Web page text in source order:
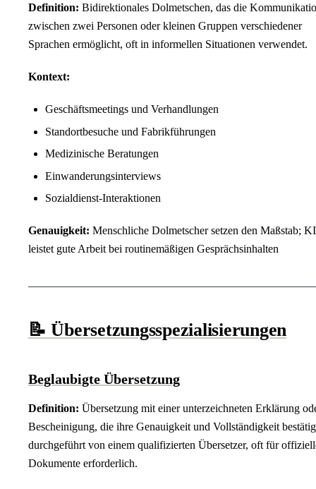
Definition: Bidirektionales Dolmetschen, das die
zwischen zwei Personen oder kleinen Gruppen verschiedener
Sprachen ermöglicht, oft in informellen Situationen verwendet.
Kontext:
Geschäftsmeetings und Verhandlungen
Standortbesuche und Fabrikführungen
Medizinische Beratungen
Einwanderungsinterviews
Sozialdienst-Interaktionen
Genauigkeit: Menschliche Dolmetscher setzen den Maßstab; KI
leistet gute Arbeit bei routinemäßigen Gesprächsinhalten
📝 Übersetzungsspezialisierungen
Beglaubigte Übersetzung
Definition: Übersetzung mit einer unterzeichneten Erklärung
Bescheinigung, die ihre Genauigkeit und Vollständigkeit
durchgeführt von einem qualifizierten Übersetzer, oft für
Dokumente erforderlich.